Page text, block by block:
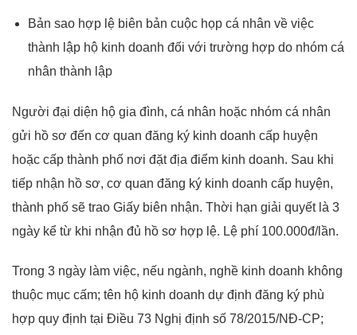
Bản sao hợp lệ biên bản cuộc họp cá nhân về việc
thành lập hộ kinh doanh đối với trường hợp do nhóm cá
nhân thành lập
Người đại diện hộ gia đình, cá nhân hoặc nhóm cá nhân
gửi hồ sơ đến cơ quan đăng ký kinh doanh cấp huyện
hoặc cấp thành phố nơi đặt địa điểm kinh doanh. Sau khi
tiếp nhận hồ sơ, cơ quan đăng ký kinh doanh cấp huyện,
thành phố sẽ trao Giấy biên nhận. Thời hạn giải quyết là 3
ngày kể từ khi nhận đủ hồ sơ hợp lệ. Lệ phí 100.000đ/lần.
Trong 3 ngày làm việc, nếu ngành, nghề kinh doanh không
thuộc mục cấm; tên hộ kinh doanh dự định đăng ký phù
hợp quy định tại Điều 73 Nghị định số 78/2015/NĐ-CP;